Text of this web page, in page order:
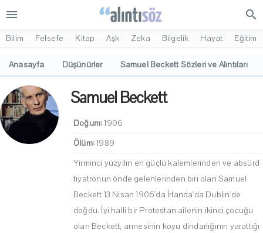
menu search
Bilim Felsefe Kitap Aşk Zeka Bilgelik Hayat Eğitim
Anasayfa Düşünürler Samuel Beckett Sözleri ve Alıntıları
Samuel Beckett
Doğum:1906
Ölüm:1989
Yirminci yüzyılın en güçlü kalemlerinden ve absürd
tiyatronun önde gelenlerinden biri olan Samuel
Beckett 13 Nisan 1906'da İrlanda'da Dublin'de
doğdu. İyi halli bir Protestan ailenin ikinci çocuğu
olan Beckett, annesinin koyu dindarlığının yarattığı